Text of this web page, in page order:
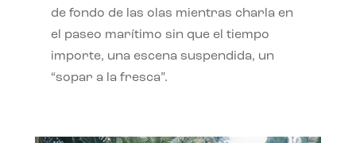
de fondo de las olas mientras charla en
el paseo marítimo sin que el tiempo
importe, una escena suspendida, un
“sopar a la fresca”.